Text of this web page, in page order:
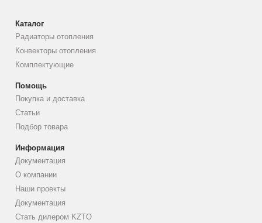
Каталог
Радиаторы отопления
Конвекторы отопления
Комплектующие
Помощь
Покупка и доставка
Статьи
Подбор товара
Информация
Документация
О компании
Наши проекты
Документация
Стать дилером KZTO